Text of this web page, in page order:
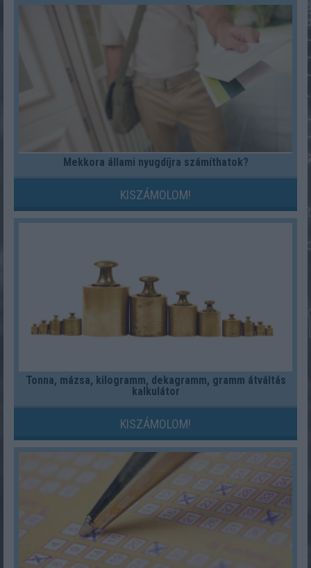
Mekkora állami nyugdíjra számíthatok?
KISZÁMOLOM!
Tonna, mázsa, kilogramm, dekagramm, gramm átváltás
kalkulátor
KISZÁMOLOM!